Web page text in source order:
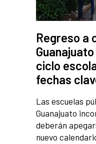
Regreso a
ciclo
fechas
Las escuelas
Guanajuato
deberán
nuevo